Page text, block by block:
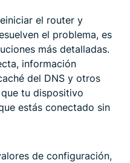
el router y
el problema, es
más detalladas.
información
del DNS y otros
tu dispositivo
estás conectado sin
de configuración,